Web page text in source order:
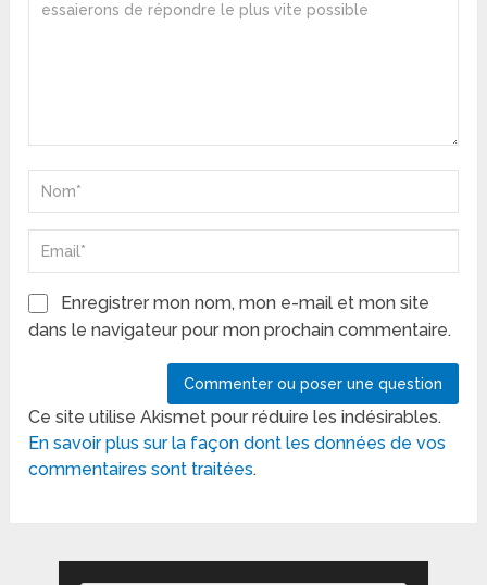
Enregistrer mon nom, mon e-mail et mon site
dans le navigateur pour mon prochain commentaire.
Ce site utilise Akismet pour réduire les indésirables.
En savoir plus sur la façon dont les données de vos
commentaires sont traitées.